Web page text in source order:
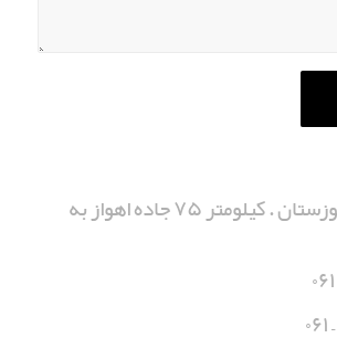
ایران، خوزستان . کیلومتر ۷۵ جاده اهواز به